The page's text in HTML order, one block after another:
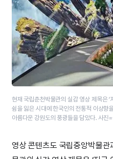
현재 국립춘천박물관의 실감 영상 제목은
쉼을 잃은 시대에 한국인의 전통적 이상향
아름다운 강원도의 풍광들을 담았다. 사진
영상 콘텐츠도 국립중앙박물